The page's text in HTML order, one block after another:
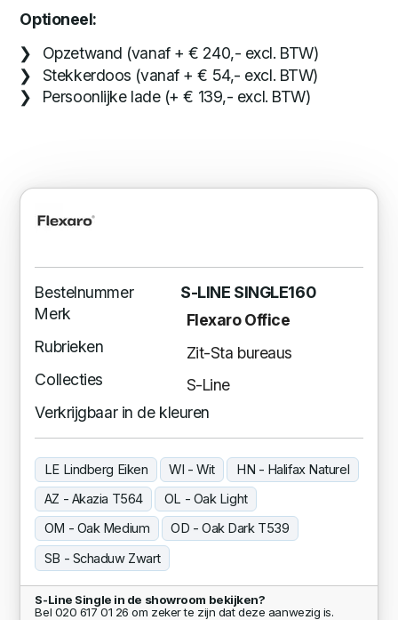
Optioneel:
Opzetwand (vanaf + € 240,- excl. BTW)
Stekkerdoos (vanaf + € 54,- excl. BTW)
Persoonlijke lade (+ € 139,- excl. BTW)
Bestelnummer
S-LINE SINGLE160
Merk
Flexaro Office
Rubrieken
Zit-Sta bureaus
Collecties
S-Line
Verkrijgbaar in de kleuren
LE Lindberg Eiken WI - Wit
HN - Halifax Naturel
AZ - Akazia T564
OL - Oak Light
OM - Oak Medium
OD - Oak Dark T539
SB - Schaduw Zwart
S-Line Single in de showroom bekijken?
Bel 020 617 01 26 om zeker te zijn dat deze aanwezig is.